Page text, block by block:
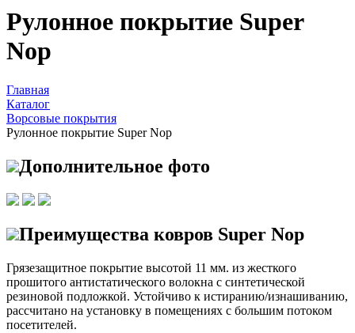
Рулонное покрытие Super
Nop
Главная
Каталог
Ворсовые покрытия
Рулонное покрытие Super Nop
Дополнительное фото
Преимущества ковров Super Nop
Грязезащитное покрытие высотой 11 мм. из жесткого
прошитого антистатического волокна с синтетической
резиновой подложкой. Устойчиво к истиранию/изнашиванию,
рассчитано на установку в помещениях с большим потоком
посетителей.